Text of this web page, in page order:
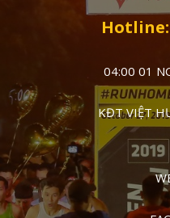
Hotline:
04:00 01
KĐT VIỆT